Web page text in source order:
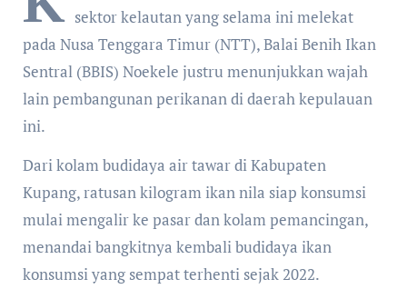
sektor kelautan yang selama ini melekat
pada Nusa Tenggara Timur (NTT), Balai Benih Ikan
Sentral (BBIS) Noekele justru menunjukkan wajah
lain pembangunan perikanan di daerah kepulauan
ini.
Dari kolam budidaya air tawar di Kabupaten
Kupang, ratusan kilogram ikan nila siap konsumsi
mulai mengalir ke pasar dan kolam pemancingan,
menandai bangkitnya kembali budidaya ikan
konsumsi yang sempat terhenti sejak 2022.